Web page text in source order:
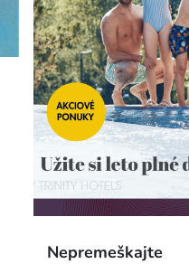
Nepremeškajte